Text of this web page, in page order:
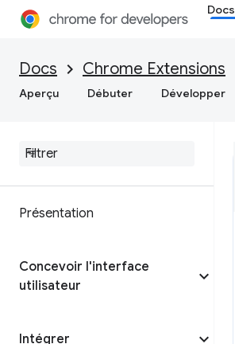
Docs
Docs Chrome Extensions
Aperçu Débuter Développer
Présentation
Concevoir l'interface
utilisateur
Intégrer